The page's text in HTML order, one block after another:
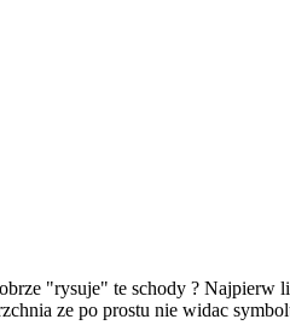
"rysuje" te schody ? Najpierw
ze po prostu nie widac